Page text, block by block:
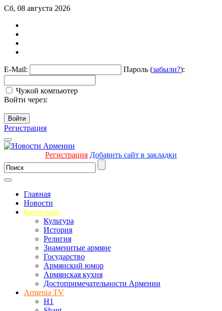
Сб, 08 августа 2026
E-Mail: Пароль (забыли?):
Чужой компьютер
Войти через:
Войти
Регистрация
Регистрация Добавить сайт в закладки
Главная
Новости
Категории
Культура
История
Религия
Знаменитые армяне
Государство
Армянский юмор
Армянская кухня
Достопримечательности Армении
Armenia TV
H1